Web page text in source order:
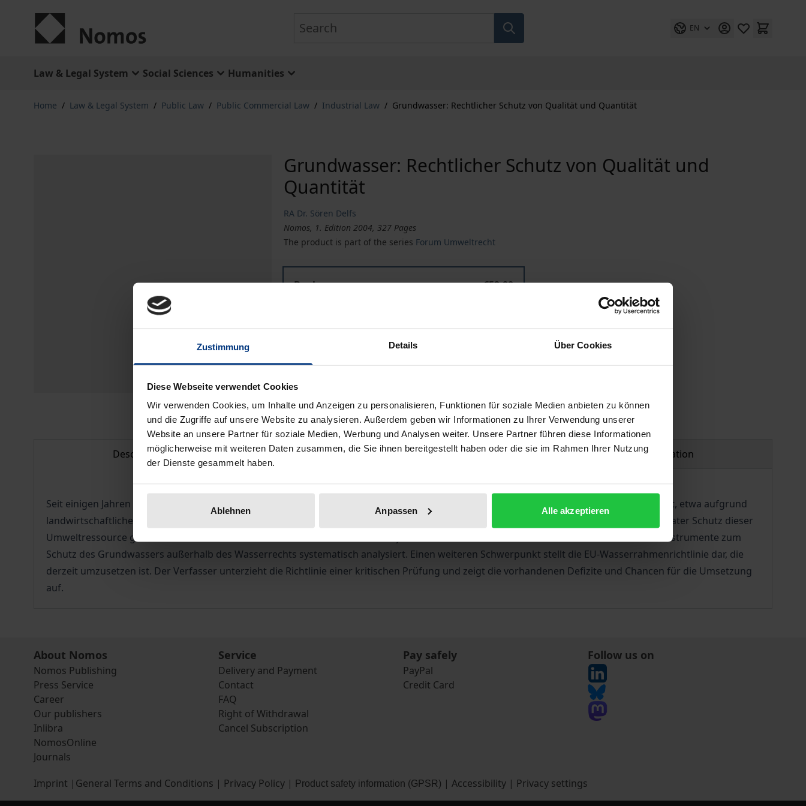
Zustimmung Details Über Cookies
Diese Webseite verwendet Cookies
Wir verwenden Cookies, um Inhalte und Anzeigen zu personalisieren, Funktionen für soziale Medien anbieten zu können
und die Zugriffe auf unsere Website zu analysieren. Außerdem geben wir Informationen zu Ihrer Verwendung unserer
Website an unsere Partner für soziale Medien, Werbung und Analysen weiter. Unsere Partner führen diese Informationen
möglicherweise mit weiteren Daten zusammen, die Sie ihnen bereitgestellt haben oder die sie im Rahmen Ihrer Nutzung
der Dienste gesammelt haben.
Ablehnen Anpassen Alle akzeptieren
EN
Law & Legal System Social Sciences Humanities
Home / Law & Legal System / Public Law / Public Commercial Law / Industrial Law / Grundwasser: Rechtlicher Schutz von Qualität und Quantität
Grundwasser: Rechtlicher Schutz von Qualität und
Quantität
RA Dr. Sören Delfs
Nomos, 1. Edition 2004, 327 Pages
The product is part of the series Forum Umweltrecht
Book
€59.00
Delivery cost notice
Description Bibliographical data Product safety information
Seit einigen Jahren wird offenbar, dass Grundwasser als eine der wertvollsten natürlichen Ressourcen erheblichen Gefahren ausgesetzt ist, etwa aufgrund
landwirtschaftlicher Stoffeinträge und zunehmender Flächenversiegelung. Der Autor geht deshalb der Frage nach, ob rechtlich ein adäquater Schutz dieser
Umweltressource gewährleistet wird. Neben dem wasserrechtlichen Schutzsystem werden dabei auch die sonst vielfach unbeachteten Instrumente zum
Schutz des Grundwassers außerhalb des Wasserrechts systematisch analysiert. Einen weiteren Schwerpunkt stellt die EU-Wasserrahmenrichtlinie dar, die
derzeit umzusetzen ist. Der Verfasser unterzieht die Richtlinie einer kritischen Prüfung und zeigt die vorhandenen Defizite und Chancen für die Umsetzung
auf.
About Nomos
Nomos Publishing
Press Service
Career
Our publishers
Inlibra
NomosOnline
Journals
Service
Delivery and Payment
Contact
FAQ
Right of Withdrawal
Cancel Subscription
Pay safely
PayPal
Credit Card
Follow us on
Imprint | General Terms and Conditions | Privacy Policy | Product safety information (GPSR) | Accessibility | Privacy settings